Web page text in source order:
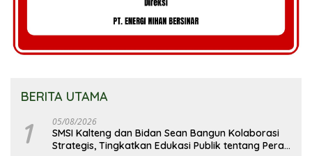
BERITA UTAMA
1 05/08/2026
SMSI Kalteng dan Bidan Sean Bangun Kolaborasi
Strategis, Tingkatkan Edukasi Publik tentang Peran